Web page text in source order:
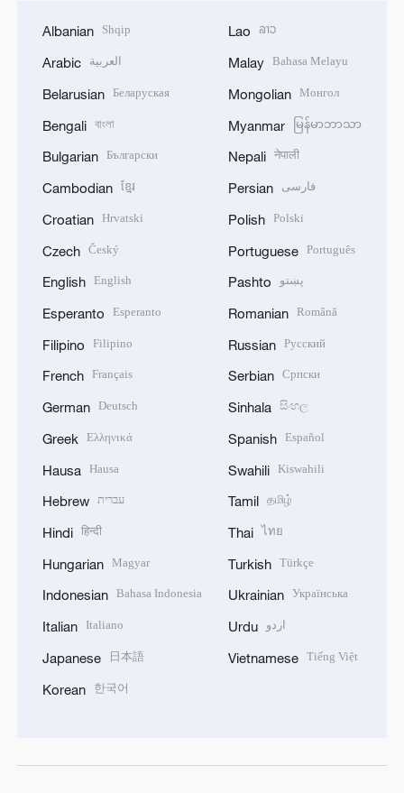
Albanian Shqip
Arabic العربية
Belarusian Беларуская
Bengali বাংলা
Bulgarian Български
Cambodian ខ្មែរ
Croatian Hrvatski
Czech Český
English English
Esperanto Esperanto
Filipino Filipino
French Français
German Deutsch
Greek Ελληνικά
Hausa Hausa
Hebrew עברית
Hindi हिन्दी
Hungarian Magyar
Indonesian Bahasa Indonesia
Italian Italiano
Japanese 日本語
Korean 한국어
Lao ລາວ
Malay Bahasa Melayu
Mongolian Монгол
Myanmar မြန်မာဘာသာ
Nepali नेपाली
Persian فارسی
Polish Polski
Portuguese Português
Pashto پښتو
Romanian Română
Russian Русский
Serbian Српски
Sinhala සිංහල
Spanish Español
Swahili Kiswahili
Tamil தமிழ்
Thai ไทย
Turkish Türkçe
Ukrainian Українська
Urdu اردو
Vietnamese Tiếng Việt